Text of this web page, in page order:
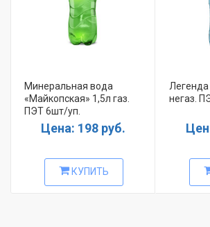
Минеральная вода
«Майкопская» 1,5л газ.
ПЭТ 6шт/уп.
Цена: 198 руб.
КУПИТЬ
Легенда
негаз.